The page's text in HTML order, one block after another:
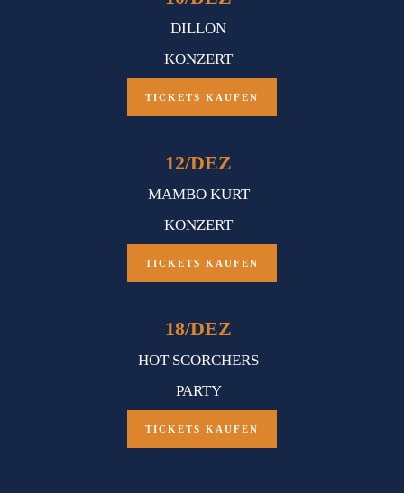
DILLON
KONZERT
TICKETS KAUFEN
12/DEZ
MAMBO KURT
KONZERT
TICKETS KAUFEN
18/DEZ
HOT SCORCHERS
PARTY
TICKETS KAUFEN